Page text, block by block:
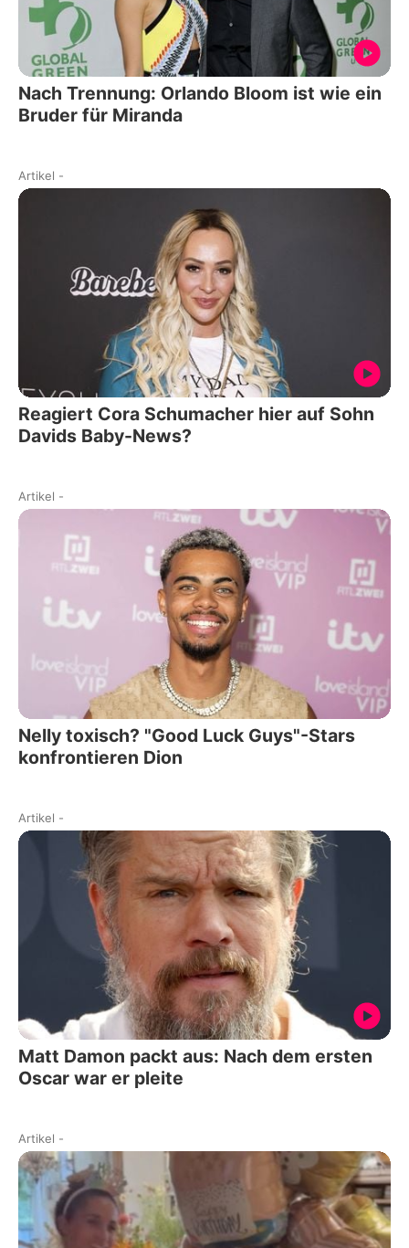
Nach Trennung: Orlando Bloom ist wie ein
Bruder für Miranda
Artikel -
Reagiert Cora Schumacher hier auf Sohn
Davids Baby-News?
Artikel -
Nelly toxisch? "Good Luck Guys"-Stars
konfrontieren Dion
Artikel -
Matt Damon packt aus: Nach dem ersten
Oscar war er pleite
Artikel -